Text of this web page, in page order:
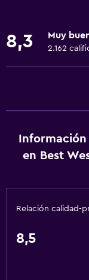
Mostrador de
Recepción 24
Wifi disponible en
Internet
Calefacción
Comedor
8,3 Muy
2.162
en Best
Relación calidad-
8,5